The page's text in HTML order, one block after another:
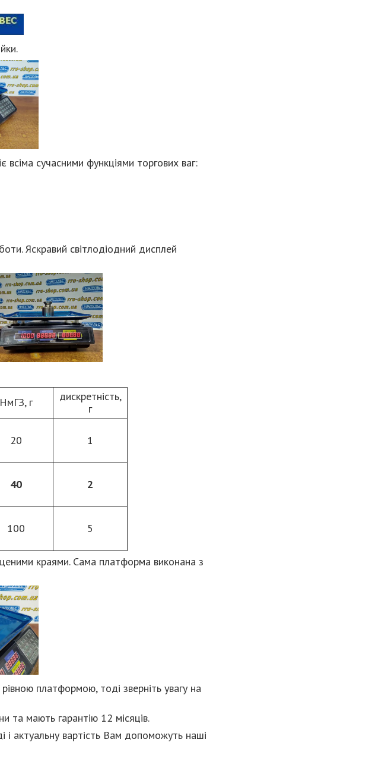
сучасними функціями торгових ваг:
Яскравий світлодіодний дисплей
НмГЗ, г
дискретність,
г
20 1
40 2
100 5
краями. Сама платформа виконана з
платформою, тоді зверніть увагу на
та мають гарантію 12 місяців.
і актуальну вартість Вам допоможуть наші